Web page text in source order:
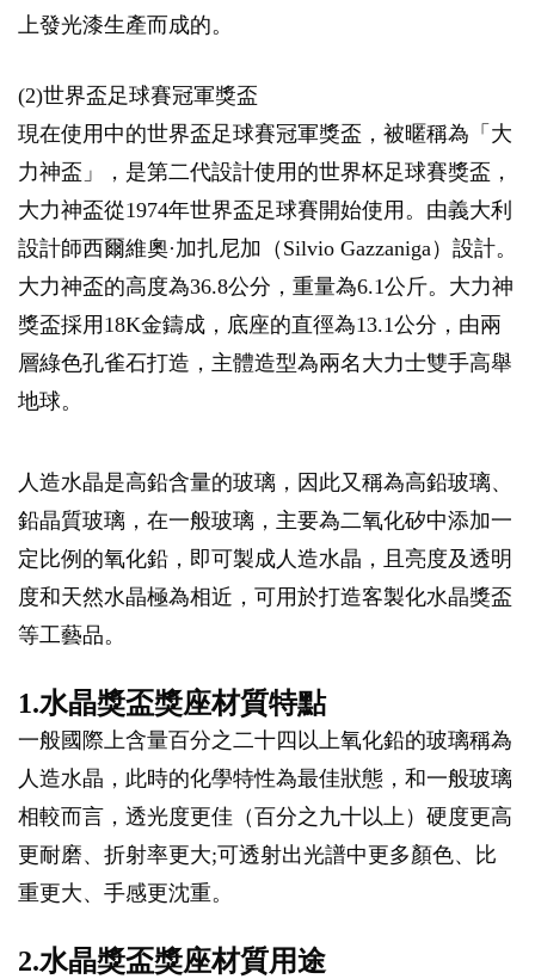
上發光漆生產而成的。
(2)世界盃足球賽冠軍獎盃
現在使用中的世界盃足球賽冠軍獎盃，被暱稱為「大
力神盃」，是第二代設計使用的世界杯足球賽獎盃，
大力神盃從1974年世界盃足球賽開始使用。由義大利
設計師西爾維奧·加扎尼加（Silvio Gazzaniga）設計。
大力神盃的高度為36.8公分，重量為6.1公斤。大力神
獎盃採用18K金鑄成，底座的直徑為13.1公分，由兩
層綠色孔雀石打造，主體造型為兩名大力士雙手高舉
地球。
人造水晶是高鉛含量的玻璃，因此又稱為高鉛玻璃、
鉛晶質玻璃，在一般玻璃，主要為二氧化矽中添加一
定比例的氧化鉛，即可製成人造水晶，且亮度及透明
度和天然水晶極為相近，可用於打造客製化水晶獎盃
等工藝品。
1.水晶獎盃獎座材質特點
一般國際上含量百分之二十四以上氧化鉛的玻璃稱為
人造水晶，此時的化學特性為最佳狀態，和一般玻璃
相較而言，透光度更佳（百分之九十以上）硬度更高
更耐磨、折射率更大;可透射出光譜中更多顏色、比
重更大、手感更沈重。
2.水晶獎盃獎座材質用途